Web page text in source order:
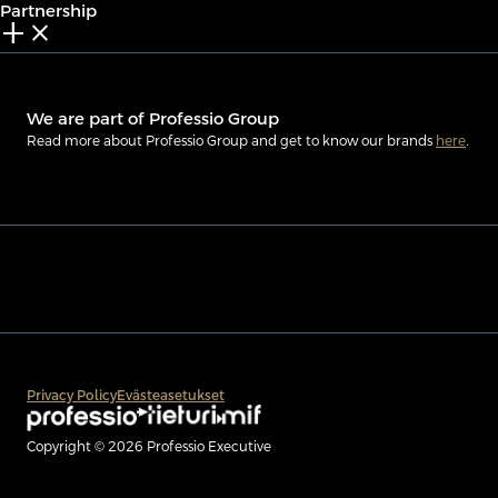
Partnership
add_2 close
We are part of Professio Group
Read more about Professio Group and get to know our brands here.
Privacy PolicyEvästeasetukset
Copyright © 2026 Professio Executive